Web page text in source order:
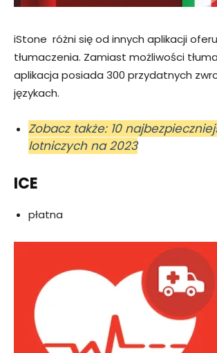
iStone różni się od innych aplikacji
tłumaczenia. Zamiast możliwości
aplikacja posiada 300 przydatnych
językach.
Zobacz także: 10
lotniczych na 2023
ICE
płatna